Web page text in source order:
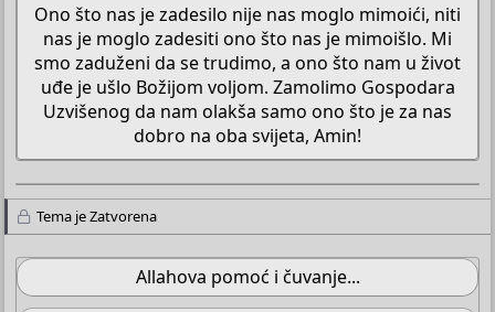
Ono što nas je zadesilo nije nas moglo mimoići, niti
nas je moglo zadesiti ono što nas je mimoišlo. Mi
smo zaduženi da se trudimo, a ono što nam u život
uđe je ušlo Božijom voljom. Zamolimo Gospodara
Uzvišenog da nam olakša samo ono što je za nas
dobro na oba svijeta, Amin!​
Tema je Zatvorena
Allahova pomoć i čuvanje...